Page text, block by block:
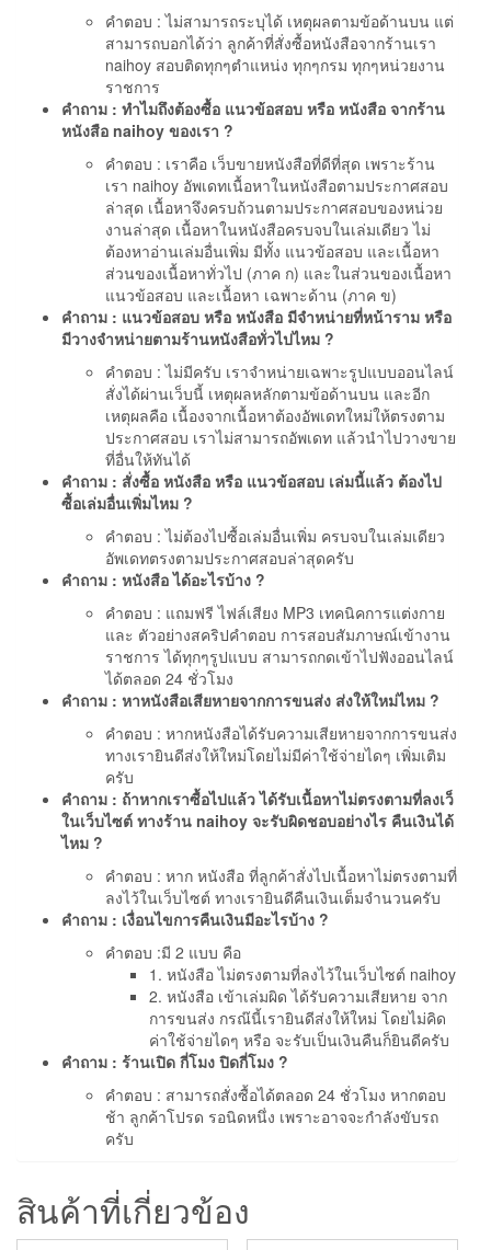
คำตอบ : ไม่สามารถระบุได้ เหตุผลตามข้อด้านบน แต่
สามารถบอกได้ว่า ลูกค้าที่สั่งซื้อหนังสือจากร้านเรา
naihoy สอบติดทุกๆตำแหน่ง ทุกๆกรม ทุกๆหน่วยงาน
ราชการ
คำถาม : ทำไมถึงต้องซื้อ แนวข้อสอบ หรือ หนังสือ จากร้าน
หนังสือ naihoy ของเรา ?
คำตอบ : เราคือ เว็บขายหนังสือที่ดีที่สุด เพราะร้าน
เรา naihoy อัพเดทเนื้อหาในหนังสือตามประกาศสอบ
ล่าสุด เนื้อหาจึงครบถ้วนตามประกาศสอบของหน่วย
งานล่าสุด เนื้อหาในหนังสือครบจบในเล่มเดียว ไม่
ต้องหาอ่านเล่มอื่นเพิ่ม มีทั้ง แนวข้อสอบ และเนื้อหา
ส่วนของเนื้อหาทั่วไป (ภาค ก) และในส่วนของเนื้อหา
แนวข้อสอบ และเนื้อหา เฉพาะด้าน (ภาค ข)
คำถาม : แนวข้อสอบ หรือ หนังสือ มีจำหน่ายที่หน้าราม หรือ
มีวางจำหน่ายตามร้านหนังสือทั่วไปไหม ?
คำตอบ : ไม่มีครับ เราจำหน่ายเฉพาะรูปแบบออนไลน์
สั่งได้ผ่านเว็บนี้ เหตุผลหลักตามข้อด้านบน และอีก
เหตุผลคือ เนื้องจากเนื้อหาต้องอัพเดทใหม่ให้ตรงตาม
ประกาศสอบ เราไม่สามารถอัพเดท แล้วนำไปวางขาย
ที่อื่นให้ทันได้
คำถาม : สั่งซื้อ หนังสือ หรือ แนวข้อสอบ เล่มนี้แล้ว ต้องไป
ซื้อเล่มอื่นเพิ่มไหม ?
คำตอบ : ไม่ต้องไปซื้อเล่มอื่นเพิ่ม ครบจบในเล่มเดียว
อัพเดทตรงตามประกาศสอบล่าสุดครับ
คำถาม : หนังสือ ได้อะไรบ้าง ?
คำตอบ : แถมฟรี ไฟล์เสียง MP3 เทคนิคการแต่งกาย
และ ตัวอย่างสคริปคำตอบ การสอบสัมภาษณ์เข้างาน
ราชการ ได้ทุกๆรูปแบบ สามารถกดเข้าไปฟังออนไลน์
ได้ตลอด 24 ชั่วโมง
คำถาม : หาหนังสือเสียหายจากการขนส่ง ส่งให้ใหม่ไหม ?
คำตอบ : หากหนังสือได้รับความเสียหายจากการขนส่ง
ทางเรายินดีส่งให้ใหม่โดยไม่มีค่าใช้จ่ายไดๆ เพิ่มเติม
ครับ
คำถาม : ถ้าหากเราซื้อไปแล้ว ได้รับเนื้อหาไม่ตรงตามที่ลงเว็
ในเว็บไซต์ ทางร้าน naihoy จะรับผิดชอบอย่างไร คืนเงินได้
ไหม ?
คำตอบ : หาก หนังสือ ที่ลูกค้าสั่งไปเนื้อหาไม่ตรงตามที่
ลงไว้ในเว็บไซต์ ทางเรายินดีคืนเงินเต็มจำนวนครับ
คำถาม : เงื่อนไขการคืนเงินมีอะไรบ้าง ?
คำตอบ :มี 2 แบบ คือ
1. หนังสือ ไม่ตรงตามที่ลงไว้ในเว็บไซต์ naihoy
2. หนังสือ เข้าเล่มผิด ได้รับความเสียหาย จาก
การขนส่ง กรณ๊นี้เรายินดีส่งให้ใหม่ โดยไม่คิด
ค่าใช้จ่ายไดๆ หรือ จะรับเป็นเงินคืนก็ยินดีครับ
คำถาม : ร้านเปิด กี่โมง ปิดกี่โมง ?
คำตอบ : สามารถสั่งซื้อได้ตลอด 24 ชั่วโมง หากตอบ
ช้า ลูกค้าโปรด รอนิดหนึ่ง เพราะอาจจะกำลังขับรถ
ครับ
สินค้าที่เกี่ยวข้อง